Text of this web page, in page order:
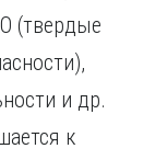
(твердые
и др.
к